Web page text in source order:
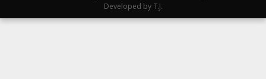
Developed by T.J.